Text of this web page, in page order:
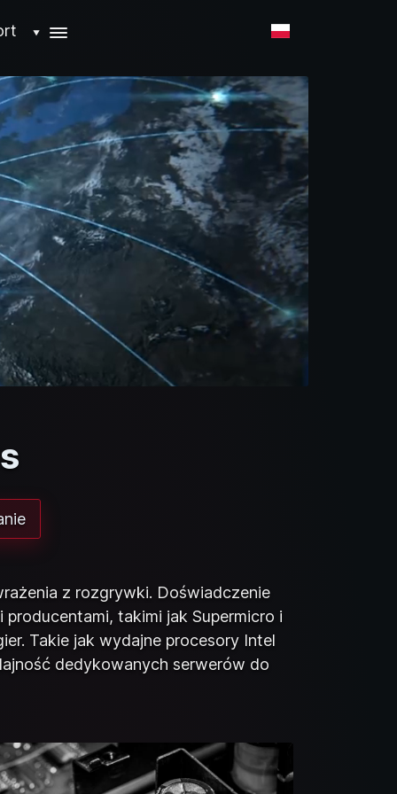
▼
z rozgrywki. Doświadczenie
takimi jak Supermicro i
Takie jak wydajne procesory Intel
dedykowanych serwerów do